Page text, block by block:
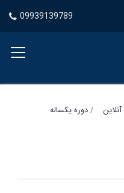
09939139789
دوره یکساله